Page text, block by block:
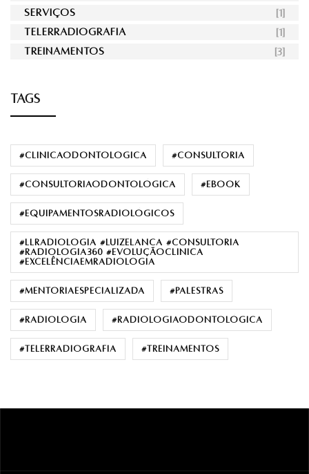
SERVIÇOS
[1]
TELERRADIOGRAFIA
[1]
TREINAMENTOS
[3]
TAGS
#clinicaodontologica #consultoria
#consultoriaodontológica #ebook
#equipamentosradiológicos
#llradiologia #luizelanca #consultoria
#radiologia360 #evoluçãoclínica
#excelênciaemradiologia
#mentoriaespecializada #palestras
#radiologia #radiologiaodontológica
#telerradiografia #treinamentos